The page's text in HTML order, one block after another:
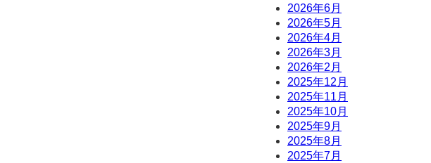
2026年6月
2026年5月
2026年4月
2026年3月
2026年2月
2025年12月
2025年11月
2025年10月
2025年9月
2025年8月
2025年7月